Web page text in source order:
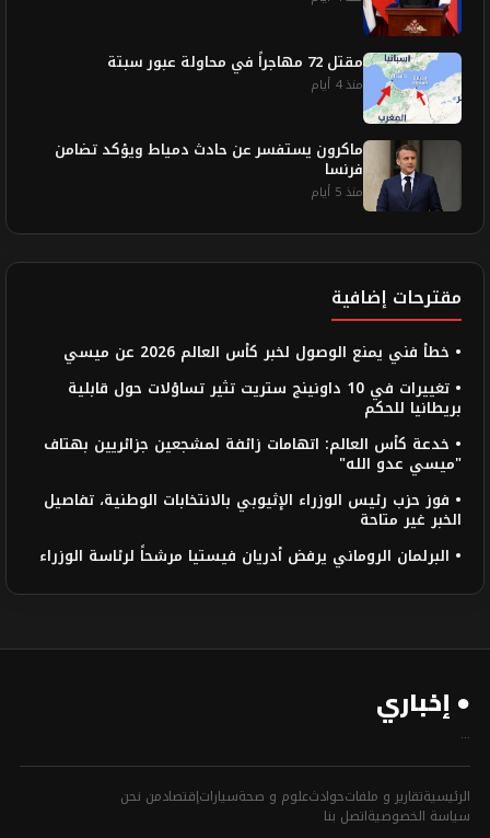
مقتل 72 مهاجراً في محاولة عبور سبتة
منذ 4 أيام
ماكرون يستفسر عن حادث دمياط ويؤكد تضامن
فرنسا
منذ 5 أيام
مقترحات إضافية
• خطأ فني يمنع الوصول لخبر كأس العالم 2026 عن ميسي
• تغييرات في 10 داونينج ستريت تثير تساؤلات حول قابلية
بريطانيا للحكم
• خدعة كأس العالم: اتهامات زائفة لمشجعين جزائريين بهتاف
"ميسي عدو الله"
• فوز حزب رئيس الوزراء الإثيوبي بالانتخابات الوطنية، تفاصيل
الخبر غير متاحة
• البرلمان الروماني يرفض أدريان فيستيا مرشحاً لرئاسة الوزراء
● إخباري
...
الرئيسيةتقارير و ملفاتحوادثعلوم و صحةسياراتإقتصادمن نحن
سياسة الخصوصيةاتصل بنا